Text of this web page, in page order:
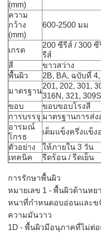
(mm)
ความ
กว้าง
(mm)
600-2500 มม
เกรด
200 ซีรีส์ / 300
รีส์
สี
ขาวสว่าง
พื้นผิว
2B, BA, ฉบับที่ 4,
มาตรฐาน
201, 202, 301,
316N, 321,
ขอบ
ขอบขอบโรงสี
การบรรจุ มาตรฐานการส่ง
อารมณ์
โกรธ
เต็มแข็งครึ่งแข็ง
ตัวอย่าง
ให้ภายใน 3 วัน
เทคนิค
รีดร้อน / รีดเย็น
การรักษาพื้นผิว
หมายเลข 1 - พื้นผิวด้านห
หนาที่กำหนดอบอ่อนและข
ความมันวาว
1D - พื้นผิวมีอนุภาคที่ไม่ต่